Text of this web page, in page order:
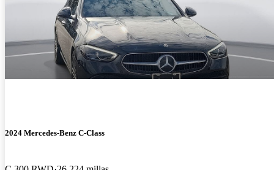
2024 Mercedes-Benz C-Class